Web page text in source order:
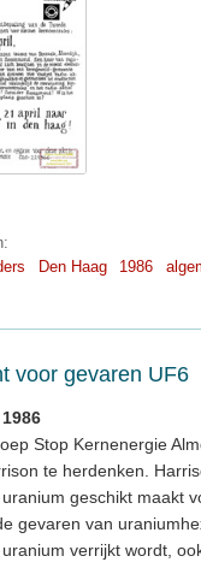
Den Haag 1986
voor gevaren UF6
Stop Kernenergie
te herdenken.
geschikt maakt
gevaren van
verrijkt wordt,